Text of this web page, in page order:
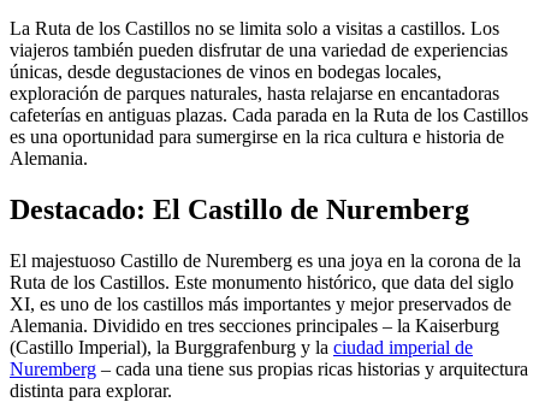
La Ruta de los Castillos no se limita solo a visitas a castillos. Los
viajeros también pueden disfrutar de una variedad de experiencias
únicas, desde degustaciones de vinos en bodegas locales,
exploración de parques naturales, hasta relajarse en encantadoras
cafeterías en antiguas plazas. Cada parada en la Ruta de los Castillos
es una oportunidad para sumergirse en la rica cultura e historia de
Alemania.
Destacado: El Castillo de Nuremberg
El majestuoso Castillo de Nuremberg es una joya en la corona de la
Ruta de los Castillos. Este monumento histórico, que data del siglo
XI, es uno de los castillos más importantes y mejor preservados de
Alemania. Dividido en tres secciones principales – la Kaiserburg
(Castillo Imperial), la Burggrafenburg y la ciudad imperial de
Nuremberg – cada una tiene sus propias ricas historias y arquitectura
distinta para explorar.